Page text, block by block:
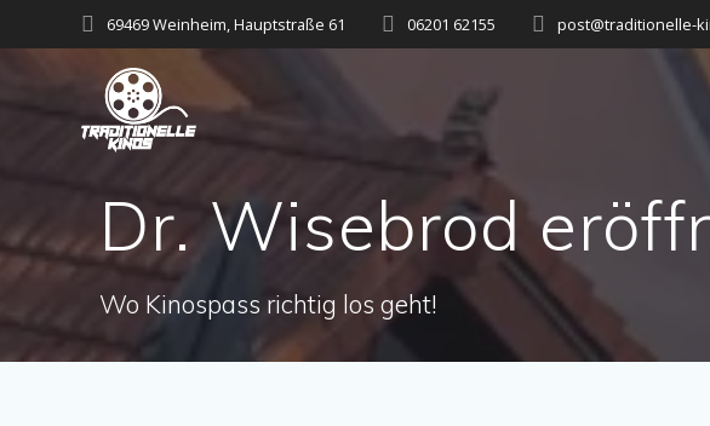
Inhalt
69469 Weinheim, Hauptstraße 61 06201 62155 post@traditionelle-
Dr. Wisebrod
Wo Kinospass richtig los geht!